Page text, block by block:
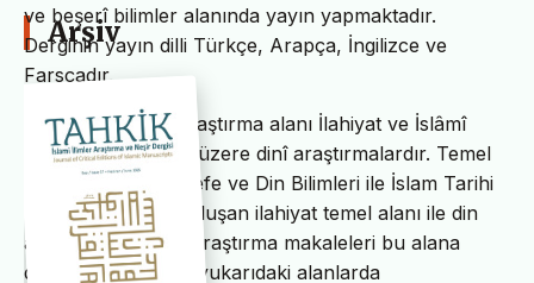
ve beşerî bilimler alanında yayın yapmaktadır.
Derginin yayın dilli Türkçe, Arapça, İngilizce ve
Farsçadır.
TAHKİK’in temel araştırma alanı İlahiyat ve İslâmî
ilimler başta olmak üzere dinî araştırmalardır. Temel
İslam Bilimleri, Felsefe ve Din Bilimleri ile İslam Tarihi
ve Sanatları’ndan oluşan ilahiyat temel alanı ile din
alanındaki bilimsel araştırma makaleleri bu alana
dâhildir. TAHKİK’te yukarıdaki alanlarda
Arşiv